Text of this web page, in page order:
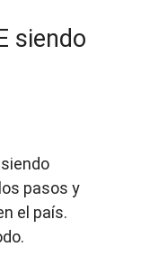
siendo
pasos y
el país.